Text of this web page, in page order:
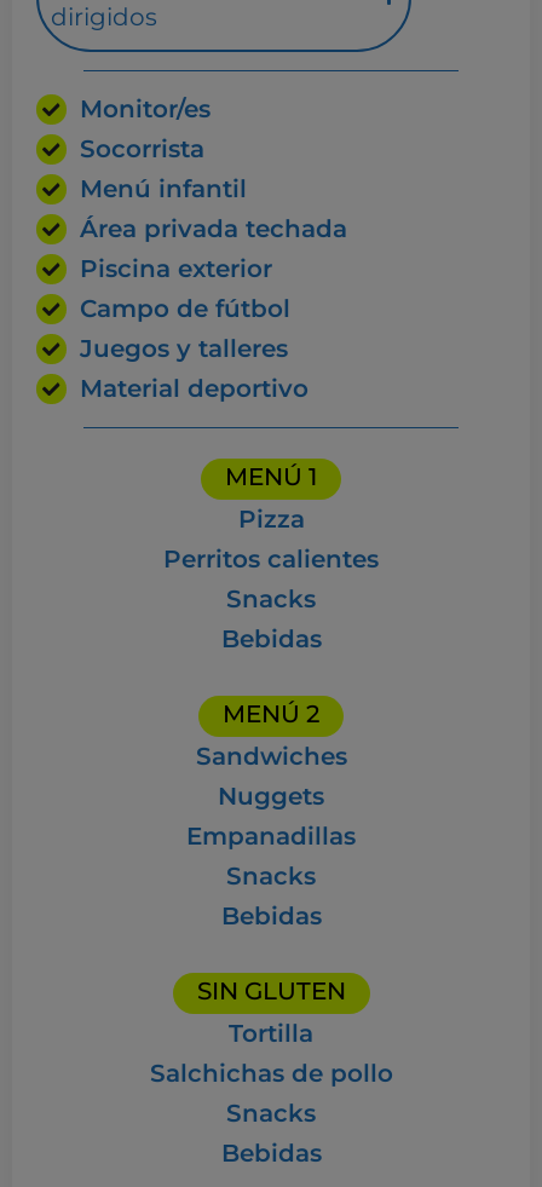
dirigidos
Monitor/es
Socorrista
Menú infantil
Área privada techada
Piscina exterior
Campo de fútbol
Juegos y talleres
Material deportivo
MENÚ 1
Pizza
Perritos calientes
Snacks
Bebidas
MENÚ 2
Sandwiches
Nuggets
Empanadillas
Snacks
Bebidas
SIN GLUTEN
Tortilla
Salchichas de pollo
Snacks
Bebidas